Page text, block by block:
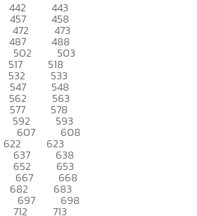
442 443
457 458
472 473
487 488
502 503
517 518
532 533
547 548
562 563
577 578
592 593
607 608
622 623
637 638
652 653
667 668
682 683
697 698
712 713